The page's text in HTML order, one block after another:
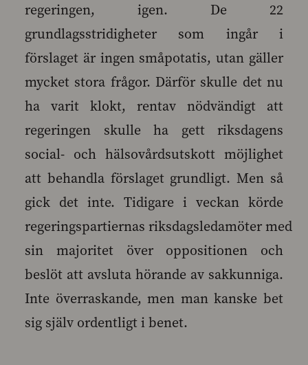
regeringen, igen. De 22
grundlagsstridigheter som ingår i
förslaget är ingen småpotatis, utan gäller
mycket stora frågor. Därför skulle det nu
ha varit klokt, rentav nödvändigt att
regeringen skulle ha gett riksdagens
social- och hälsovårdsutskott möjlighet
att behandla förslaget grundligt. Men så
gick det inte. Tidigare i veckan körde
regeringspartiernas riksdagsledamöter med
sin majoritet över oppositionen och
beslöt att avsluta hörande av sakkunniga.
Inte överraskande, men man kanske bet
sig själv ordentligt i benet.